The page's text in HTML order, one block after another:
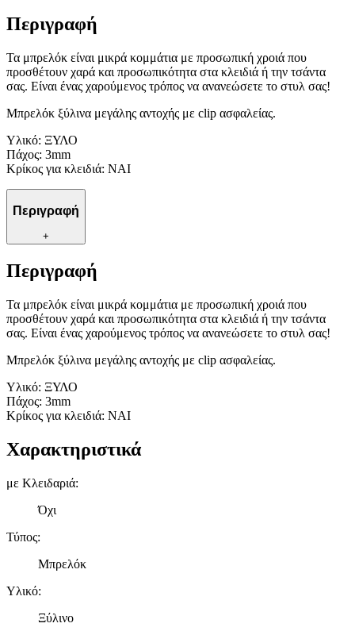
Περιγραφή
Τα μπρελόκ είναι μικρά κομμάτια με προσωπική χροιά που
προσθέτουν χαρά και προσωπικότητα στα κλειδιά ή την τσάντα
σας. Είναι ένας χαρούμενος τρόπος να ανανεώσετε το στυλ σας!
Μπρελόκ ξύλινα μεγάλης αντοχής με clip ασφαλείας.
Υλικό: ΞΥΛΟ
Πάχος: 3mm
Κρίκος για κλειδιά: ΝΑΙ
Περιγραφή
+
Περιγραφή
Τα μπρελόκ είναι μικρά κομμάτια με προσωπική χροιά που
προσθέτουν χαρά και προσωπικότητα στα κλειδιά ή την τσάντα
σας. Είναι ένας χαρούμενος τρόπος να ανανεώσετε το στυλ σας!
Μπρελόκ ξύλινα μεγάλης αντοχής με clip ασφαλείας.
Υλικό: ΞΥΛΟ
Πάχος: 3mm
Κρίκος για κλειδιά: ΝΑΙ
Χαρακτηριστικά
με Κλειδαριά:
Όχι
Τύπος:
Μπρελόκ
Υλικό:
Ξύλινο